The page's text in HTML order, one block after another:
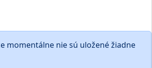
momentálne nie sú uložené žiadne